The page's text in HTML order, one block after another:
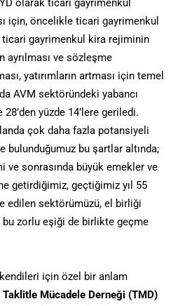
olarak ticari gayrimenkul
için, öncelikle ticari gayrimenkul
ticari gayrimenkul kira rejiminin
ayrılması ve sözleşme
yatırımların artması için temel
AVM sektöründeki yabancı
28’den yüzde 14’lere geriledi.
çok daha fazla potansiyeli
bulunduğumuz bu şartlar altında;
ve sonrasında büyük emekler ve
getirdiğimiz, geçtiğimiz yıl 55
edilen sektörümüzü, el birliği
zorlu eşiği de birlikte geçme
kendileri için özel bir anlam
Taklitle Mücadele Derneği (TMD)